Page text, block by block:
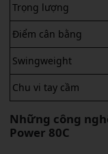
Trọng lượng
Điểm cân bằng
Swingweight
Chu vi tay cầm
Những công
Power 80C